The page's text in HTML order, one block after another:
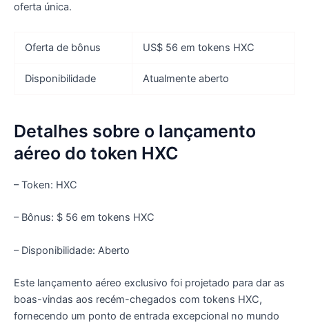
oferta única.
Oferta de bônus US$ 56 em tokens HXC
Disponibilidade Atualmente aberto
Detalhes sobre o lançamento
aéreo do token HXC
– Token: HXC
– Bônus: $ 56 em tokens HXC
– Disponibilidade: Aberto
Este lançamento aéreo exclusivo foi projetado para dar as
boas-vindas aos recém-chegados com tokens HXC,
fornecendo um ponto de entrada excepcional no mundo